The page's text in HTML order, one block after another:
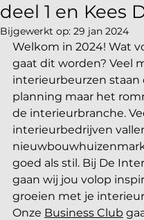
deel 1 en Kees
Bijgewerkt op: 29 jan 2024
Welkom in 2024! Wat
gaat dit worden? Veel
interieurbeurzen staan
planning maar het
de interieurbranche.
interieurbedrijven
goed als stil. Bij De
gaan wij jou volop
groeien met je
Onze Business Club